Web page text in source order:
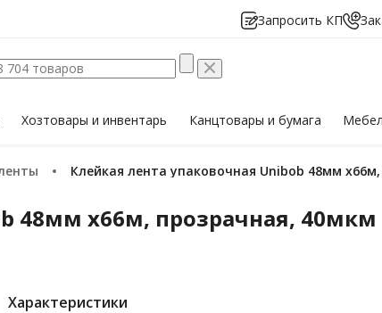
Запросить КП
Хозтоварыи инвентарь Канцтовары и бумага
Клейкая лента упаковочная Unibob 48мм
48мм х66м, прозрачная, 40мкм
Характеристики